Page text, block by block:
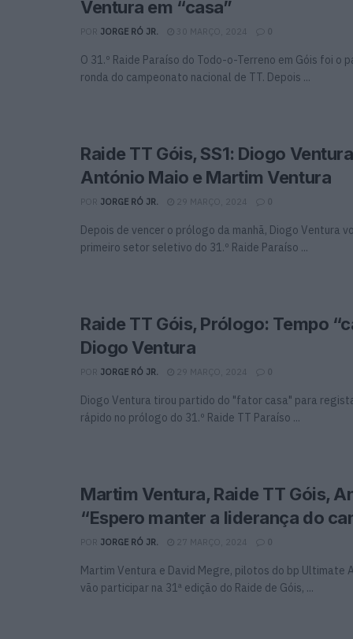
Ventura em “casa”
JORGE RÓ JR. 30 MARÇO, 2024 0
O 31.º Raide Paraíso do Todo-o-Terreno em Góis foi o
ronda do campeonato nacional de TT. Depois ...
Raide TT Góis, SS1: Diogo
António Maio e Martim Ventura
JORGE RÓ JR. 29 MARÇO, 2024 0
Depois de vencer o prólogo da manhã, Diogo Ventura
primeiro setor seletivo do 31.º Raide Paraíso ...
Raide TT Góis, Prólogo: Tempo
Diogo Ventura
JORGE RÓ JR. 29 MARÇO, 2024 0
Diogo Ventura tirou partido do "fator casa" para
rápido no prólogo do 31.º Raide TT Paraíso ...
Martim Ventura, Raide TT Góis,
“Espero manter a liderança do
JORGE RÓ JR. 27 MARÇO, 2024 0
Martim Ventura e David Megre, pilotos do bp Ultimate
vão participar na 31ª edição do Raide de Góis, ...